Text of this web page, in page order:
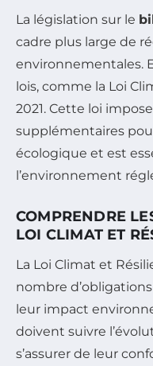
La législation sur le
cadre plus large de
environnementales.
lois, comme la Loi
2021. Cette loi
supplémentaires
écologique et est
l’environnement
COMPRENDRE
LOI CLIMAT ET
La Loi Climat et
nombre
leur impact
doivent suivre
s’assurer de leur